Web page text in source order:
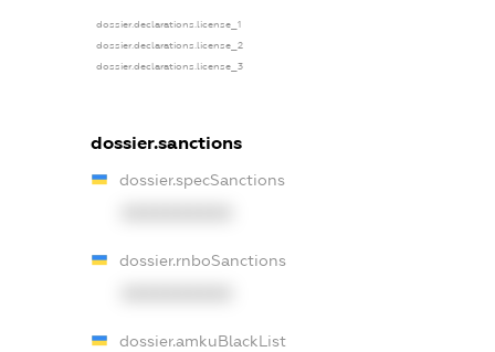
dossier.declarations.license_1
dossier.declarations.license_2
dossier.declarations.license_3
dossier.sanctions
dossier.specSanctions
dossier.rnboSanctions
dossier.amkuBlackList